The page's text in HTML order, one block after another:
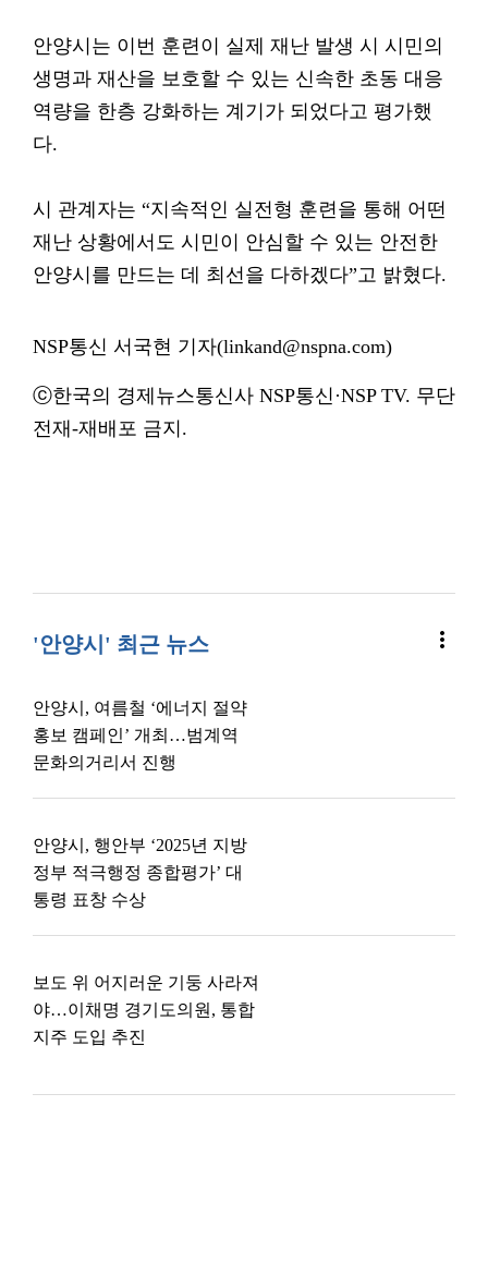
안양시는 이번 훈련이 실제 재난 발생 시 시민의
생명과 재산을 보호할 수 있는 신속한 초동 대응
역량을 한층 강화하는 계기가 되었다고 평가했
다.
시 관계자는 “지속적인 실전형 훈련을 통해 어떤
재난 상황에서도 시민이 안심할 수 있는 안전한
안양시를 만드는 데 최선을 다하겠다”고 밝혔다.
NSP통신 서국현 기자(linkand@nspna.com)
ⓒ한국의 경제뉴스통신사 NSP통신·NSP TV. 무단
전재-재배포 금지.
'안양시' 최근 뉴스 more_vert
안양시, 여름철 ‘에너지 절약
홍보 캠페인’ 개최…범계역
문화의거리서 진행
안양시, 행안부 ‘2025년 지방
정부 적극행정 종합평가’ 대
통령 표창 수상
보도 위 어지러운 기둥 사라져
야…이채명 경기도의원, 통합
지주 도입 추진